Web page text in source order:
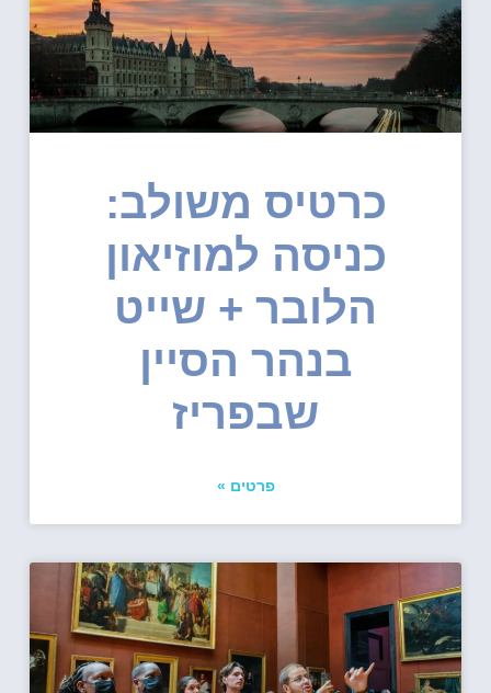
כרטיס משולב:
כניסה למוזיאון
הלובר + שייט
בנהר הסיין
שבפריז
פרטים »